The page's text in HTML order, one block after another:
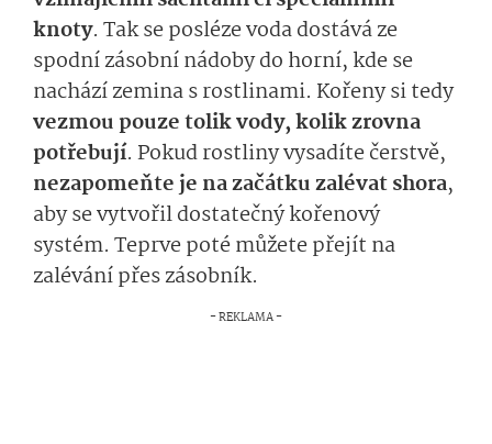
knoty. Tak se posléze voda dostává ze
spodní zásobní nádoby do horní, kde se
nachází zemina s rostlinami. Kořeny si tedy
vezmou pouze tolik vody, kolik zrovna
potřebují. Pokud rostliny vysadíte čerstvě,
nezapomeňte je na začátku zalévat shora,
aby se vytvořil dostatečný kořenový
systém. Teprve poté můžete přejít na
zalévání přes zásobník.